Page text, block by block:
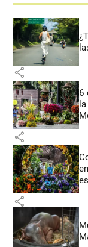
share
6
share
share